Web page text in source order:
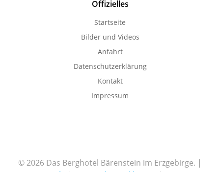
Offizielles
Startseite
Bilder und Videos
Anfahrt
Datenschutzerklärung
Kontakt
Impressum
© 2026 Das Berghotel Bärenstein im Erzgebirge. |